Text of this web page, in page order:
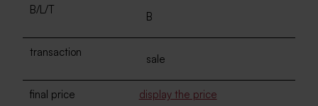
B/L/T
B
transaction
sale
final price display the price